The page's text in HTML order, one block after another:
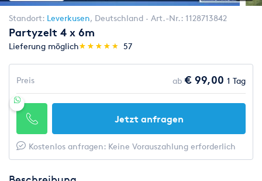
Standort: Leverkusen, Deutschland Art.-Nr.: 1128713842
Partyzelt 4 x 6m
Lieferung möglich(*)
★
★
(*)★
★
(*) ★
★
(*) ★
★
(*) ★
★ 57
Preis ab € 99,00 1 Tag
Jetzt anfragen
Kostenlos anfragen: Keine Vorauszahlung erforderlich